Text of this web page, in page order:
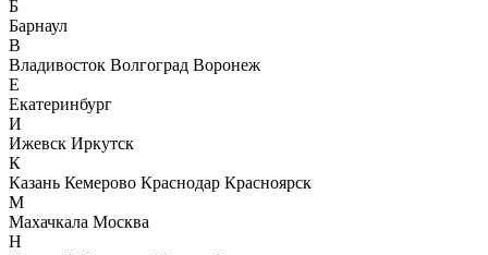
Б
Барнаул
В
Владивосток Волгоград Воронеж
Е
Екатеринбург
И
Ижевск Иркутск
К
Казань Кемерово Краснодар Красноярск
М
Махачкала Москва
Н